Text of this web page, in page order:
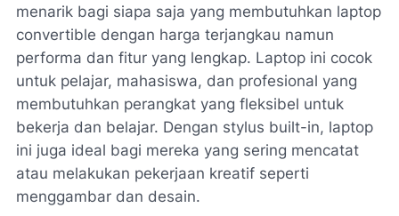
menarik bagi siapa saja yang membutuhkan laptop
convertible dengan harga terjangkau namun
performa dan fitur yang lengkap. Laptop ini cocok
untuk pelajar, mahasiswa, dan profesional yang
membutuhkan perangkat yang fleksibel untuk
bekerja dan belajar. Dengan stylus built-in, laptop
ini juga ideal bagi mereka yang sering mencatat
atau melakukan pekerjaan kreatif seperti
menggambar dan desain.